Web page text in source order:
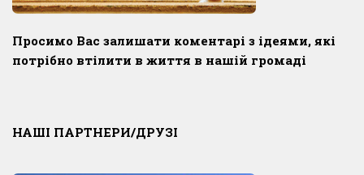
Просимо Вас залишати коментарі з ідеями, які
потрібно втілити в життя в нашій громаді
НАШІ ПАРТНЕРИ/ДРУЗІ